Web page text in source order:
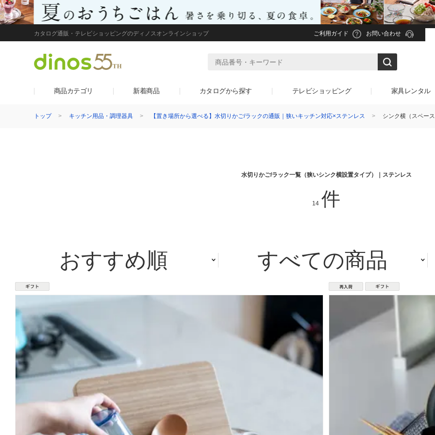
カタログ通販・テレビショッピングのディノスオンラインショップ ご利用ガイド お問い合わせ
商品カテゴリ 新着商品 カタログから探す テレビショッピング 家具レンタル
トップ キッチン用品・調理器具 【置き場所から選べる】水切りかご/ラックの通販｜狭いキッチン対応×ステンレス シンク横（スペー
水切りかご/ラック一覧（狭いシンク横設置タイプ）｜ステンレス
14 件
おすすめ順 すべての商品